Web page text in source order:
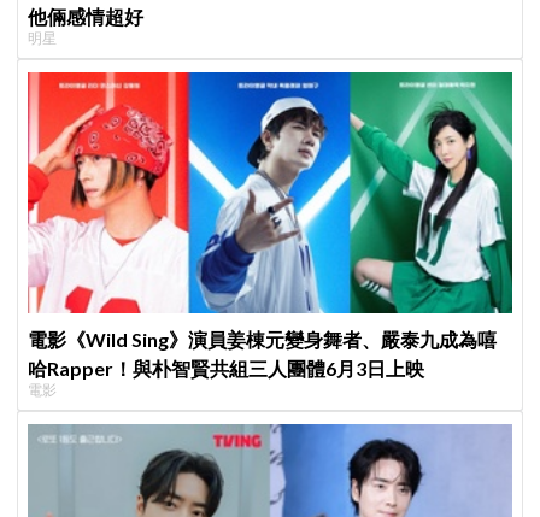
他倆感情超好
明星
電影《Wild Sing》演員姜棟元變身舞者、嚴泰九成為嘻
哈Rapper！與朴智賢共組三人團體6月3日上映
電影